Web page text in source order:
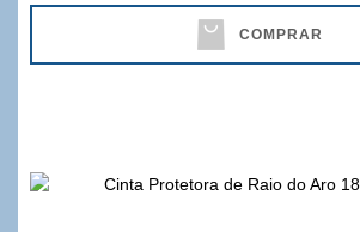
COMPRAR